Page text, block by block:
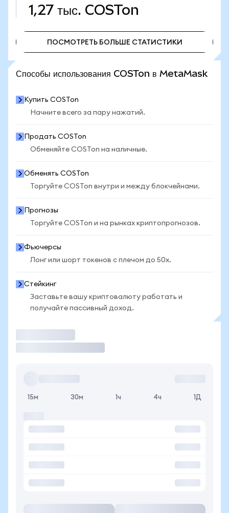
1,27 тыс. COSTon
ПОСМОТРЕТЬ БОЛЬШЕ СТАТИСТИКИ
Способы использования COSTon в MetaMask
Купить COSTon
Начните всего за пару нажатий.
Продать COSTon
Обменяйте COSTon на наличные.
Обменять COSTon
Торгуйте COSTon внутри и между блокчейнами.
Прогнозы
Торгуйте COSTon и на рынках криптопрогнозов.
Фьючерсы
Лонг или шорт токенов с плечом до 50x.
Стейкинг
Заставьте вашу криптовалюту работать и
получайте пассивный доход.
15м 30м 1ч 4ч 1Д